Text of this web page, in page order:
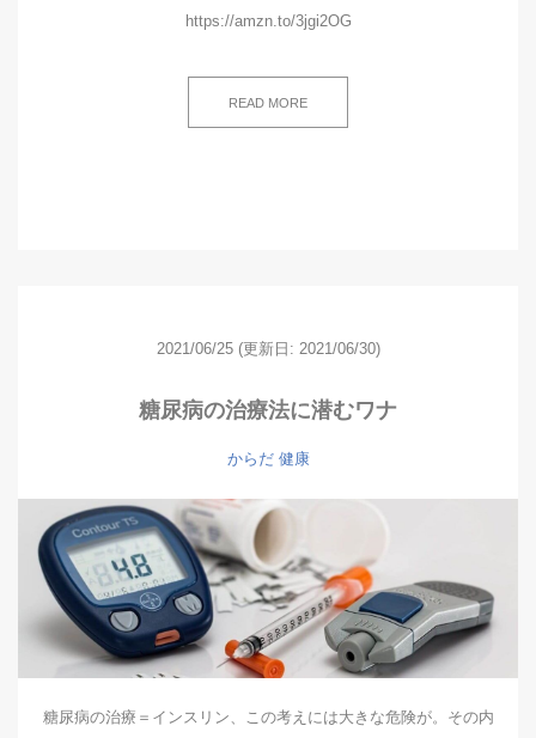
https://amzn.to/3jgi2OG
READ MORE
2021/06/25 (更新日: 2021/06/30)
糖尿病の治療法に潜むワナ
からだ 健康
糖尿病の治療＝インスリン、この考えには大きな危険が。その内